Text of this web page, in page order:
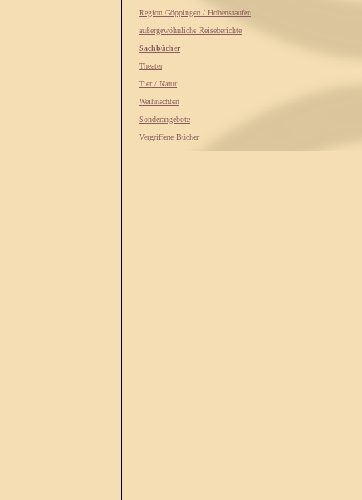
Region Göppingen / Hohenstaufen
außergewöhnliche Reiseberichte
Sachbücher
Theater
Tier / Natur
Weihnachten
Sonderangebote
Vergriffene Bücher